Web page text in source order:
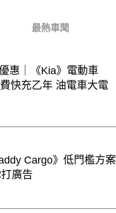
最熱車聞
惠｜《Kia》電動車
快充乙年 油電車大電
Cargo》低門檻方案
廣告